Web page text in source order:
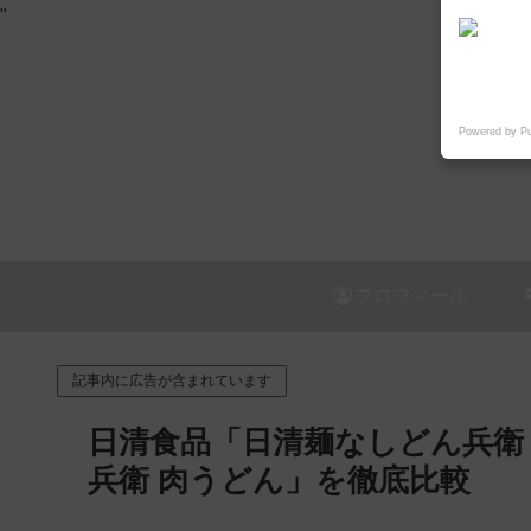
"
記事内に広告が含まれています
日清食品「日清麺なしどん兵
兵衛 肉うどん」を徹底比較
Powered by